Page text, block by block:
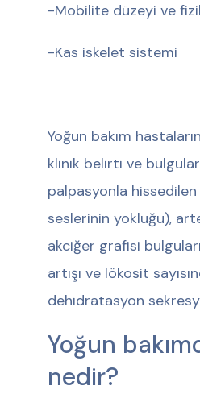
-Mobilite düzeyi ve
-Kas iskelet sistemi
Yoğun bakım
klinik belirti ve
palpasyonla
seslerinin yokluğu),
akciğer grafisi
artışı ve lökosit
dehidratasyon
Yoğun
nedir?